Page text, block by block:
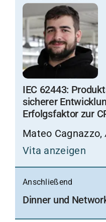
IEC 62443:
sicherer
Erfolgsfaktor zur
Mateo Cagnazzo,
Vita anzeigen
Anschließend
Dinner und